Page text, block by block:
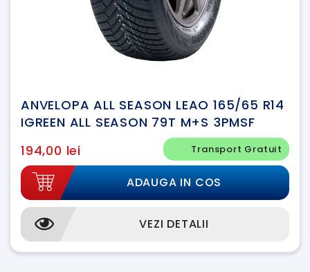
ANVELOPA ALL SEASON LEAO 165/65 R14
IGREEN ALL SEASON 79T M+S 3PMSF
Transport Gratuit
194,00 lei
ADAUGA IN COS
VEZI DETALII